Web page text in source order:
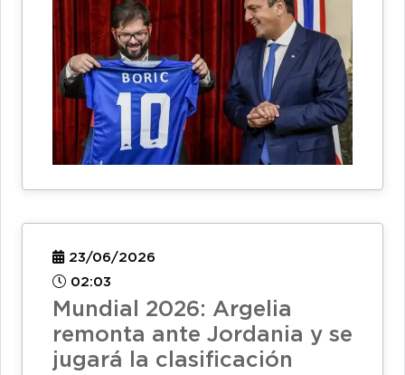
23/06/2026
02:03
Mundial 2026: Argelia
remonta ante Jordania y se
jugará la clasificación